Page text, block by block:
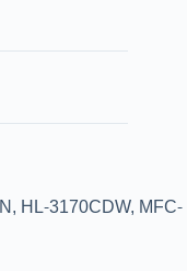
HL-3170CDW, MFC-